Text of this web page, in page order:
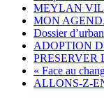
MEYLAN
MON
Dossier
ADOPTION
« Face au
ALLONS-Z-